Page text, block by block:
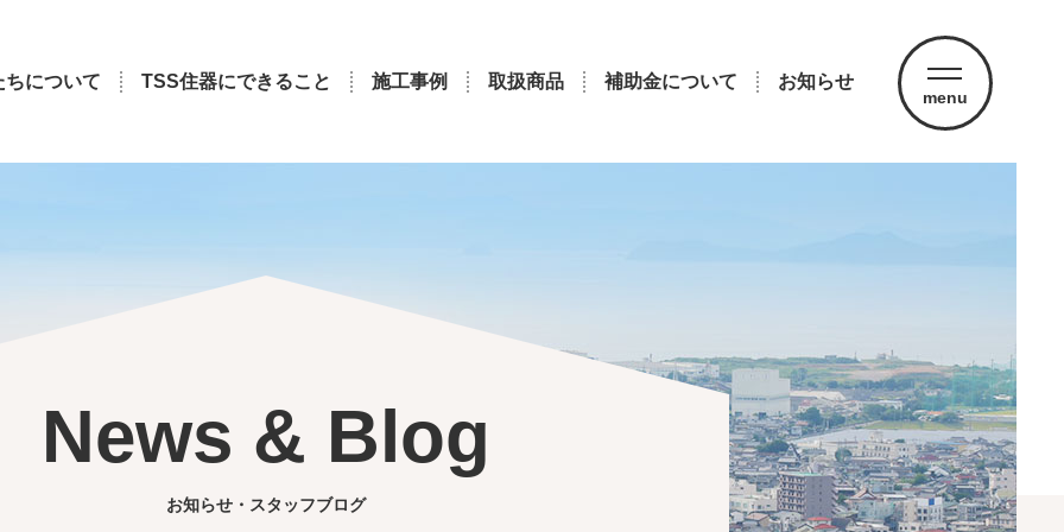
ちについて TSS住器にできること 施工事例 取扱商品 補助金について お知らせ
menu
News & Blog
お知らせ・スタッフブログ